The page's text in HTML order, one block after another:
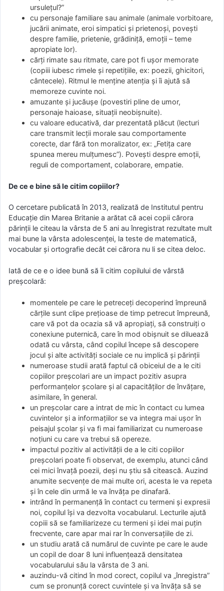
ursulețul?”
cu personaje familiare sau animale (animale vorbitoare,
jucării animate, eroi simpatici și prietenoși, povești
despre familie, prietenie, grădiniță, emoții – teme
apropiate lor).
cărți rimate sau ritmate, care pot fi ușor memorate
(copiii iubesc rimele și repetițiile, ex: poezii, ghicitori,
cântecele). Ritmul le menține atenția și îi ajută să
memoreze cuvinte noi.
amuzante și jucăușe (povestiri pline de umor,
personaje haioase, situații neobișnuite).
cu valoare educativă, dar prezentată plăcut (lecturi
care transmit lecții morale sau comportamente
corecte, dar fără ton moralizator, ex: „Fetița care
spunea mereu mulțumesc”). Povești despre emoții,
reguli de comportament, colaborare, empatie.
De ce e bine să le citim copiilor?
O cercetare publicată în 2013, realizată de Institutul pentru
Educație din Marea Britanie a arătat că acei copii cărora
părinții le citeau la vârsta de 5 ani au înregistrat rezultate mult
mai bune la vârsta adolescenței, la teste de matematică,
vocabular și ortografie decât cei cărora nu li se citea deloc.
Iată de ce e o idee bună să îi citim copilului de vârstă
preșcolară:
momentele pe care le petreceți decoperind împreună
cărțile sunt clipe prețioase de timp petrecut împreună,
care vă pot da ocazia să vă apropiați, să construiți o
conexiune puternică, care în mod obișnuit se diluează
odată cu vârsta, când copilul începe să descopere
jocul și alte activități sociale ce nu implică și părinții
numeroase studii arată faptul că obiceiul de a le citi
copiilor preșcolari are un impact pozitiv asupra
performanțelor școlare și al capacităților de învățare,
asimilare, în general.
un preșcolar care a intrat de mic în contact cu lumea
cuvintelor și a informațiilor se va integra mai ușor în
peisajul școlar și va fi mai familiarizat cu numeroase
noțiuni cu care va trebui să opereze.
impactul pozitiv al activității de a le citi copiilor
preșcolari poate fi observat, de exemplu, atunci când
cei mici învață poezii, deși nu știu să citească. Auzind
anumite secvențe de mai multe ori, acesta le va repeta
și în cele din urmă le va învăța pe dinafară.
intrând în permanență în contact cu termeni și expresii
noi, copilul își va dezvolta vocabularul. Lecturile ajută
copiii să se familiarizeze cu termeni și idei mai puțin
frecvente, care apar mai rar în conversațiile de zi.
un studiu arată că numărul de cuvinte pe care le aude
un copil de doar 8 luni influențează densitatea
vocabularului său la vârsta de 3 ani.
auzindu-vă citind în mod corect, copilul va „înregistra”
cum se pronunță corect cuvintele și va învăța să se